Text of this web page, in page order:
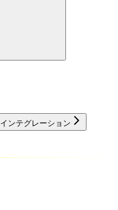
インテグレーション